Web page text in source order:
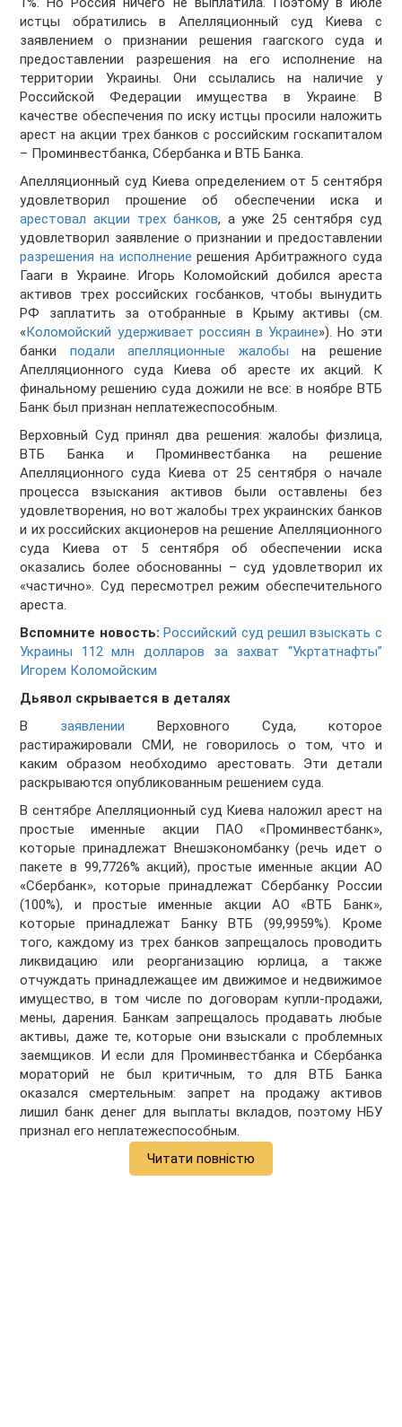
истцы обратились в Апелляционный суд Киева с
заявлением о признании решения гаагского суда и
предоставлении разрешения на его исполнение на
территории Украины. Они ссылались на наличие у
Российской Федерации имущества в Украине. В
качестве обеспечения по иску истцы просили наложить
арест на акции трех банков с российским госкапиталом
– Проминвестбанка, Сбербанка и ВТБ Банка.
Апелляционный суд Киева определением от 5 сентября
удовлетворил прошение об обеспечении иска и
арестовал акции трех банков, а уже 25 сентября суд
удовлетворил заявление о признании и предоставлении
разрешения на исполнение решения Арбитражного суда
Гааги в Украине. Игорь Коломойский добился ареста
активов трех российских госбанков, чтобы вынудить
РФ заплатить за отобранные в Крыму активы (см.
«Коломойский удерживает россиян в Украине»). Но эти
банки подали апелляционные жалобы на решение
Апелляционного суда Киева об аресте их акций. К
финальному решению суда дожили не все: в ноябре ВТБ
Банк был признан неплатежеспособным.
Верховный Суд принял два решения: жалобы физлица,
ВТБ Банка и Проминвестбанка на решение
Апелляционного суда Киева от 25 сентября о начале
процесса взыскания активов были оставлены без
удовлетворения, но вот жалобы трех украинских банков
и их российских акционеров на решение Апелляционного
суда Киева от 5 сентября об обеспечении иска
оказались более обоснованны – суд удовлетворил их
«частично». Суд пересмотрел режим обеспечительного
ареста.
Вспомните новость: Российский суд решил взыскать с
Украины 112 млн долларов за захват “Укртатнафты”
Игорем Коломойским
Дьявол скрывается в деталях
В заявлении Верховного Суда, которое
растиражировали СМИ, не говорилось о том, что и
каким образом необходимо арестовать. Эти детали
раскрываются опубликованным решением суда.
В сентябре Апелляционный суд Киева наложил арест на
простые именные акции ПАО «Проминвестбанк»,
которые принадлежат Внешэкономбанку (речь идет о
пакете в 99,7726% акций), простые именные акции АО
«Сбербанк», которые принадлежат Сбербанку России
(100%), и простые именные акции АО «ВТБ Банк»,
которые принадлежат Банку ВТБ (99,9959%). Кроме
того, каждому из трех банков запрещалось проводить
ликвидацию или реорганизацию юрлица, а также
отчуждать принадлежащее им движимое и недвижимое
имущество, в том числе по договорам купли-продажи,
мены, дарения. Банкам запрещалось продавать любые
активы, даже те, которые они взыскали с проблемных
заемщиков. И если для Проминвестбанка и Сбербанка
мораторий не был критичным, то для ВТБ Банка
оказался смертельным: запрет на продажу активов
лишил банк денег для выплаты вкладов, поэтому НБУ
признал его неплатежеспособным.
Читати повністю